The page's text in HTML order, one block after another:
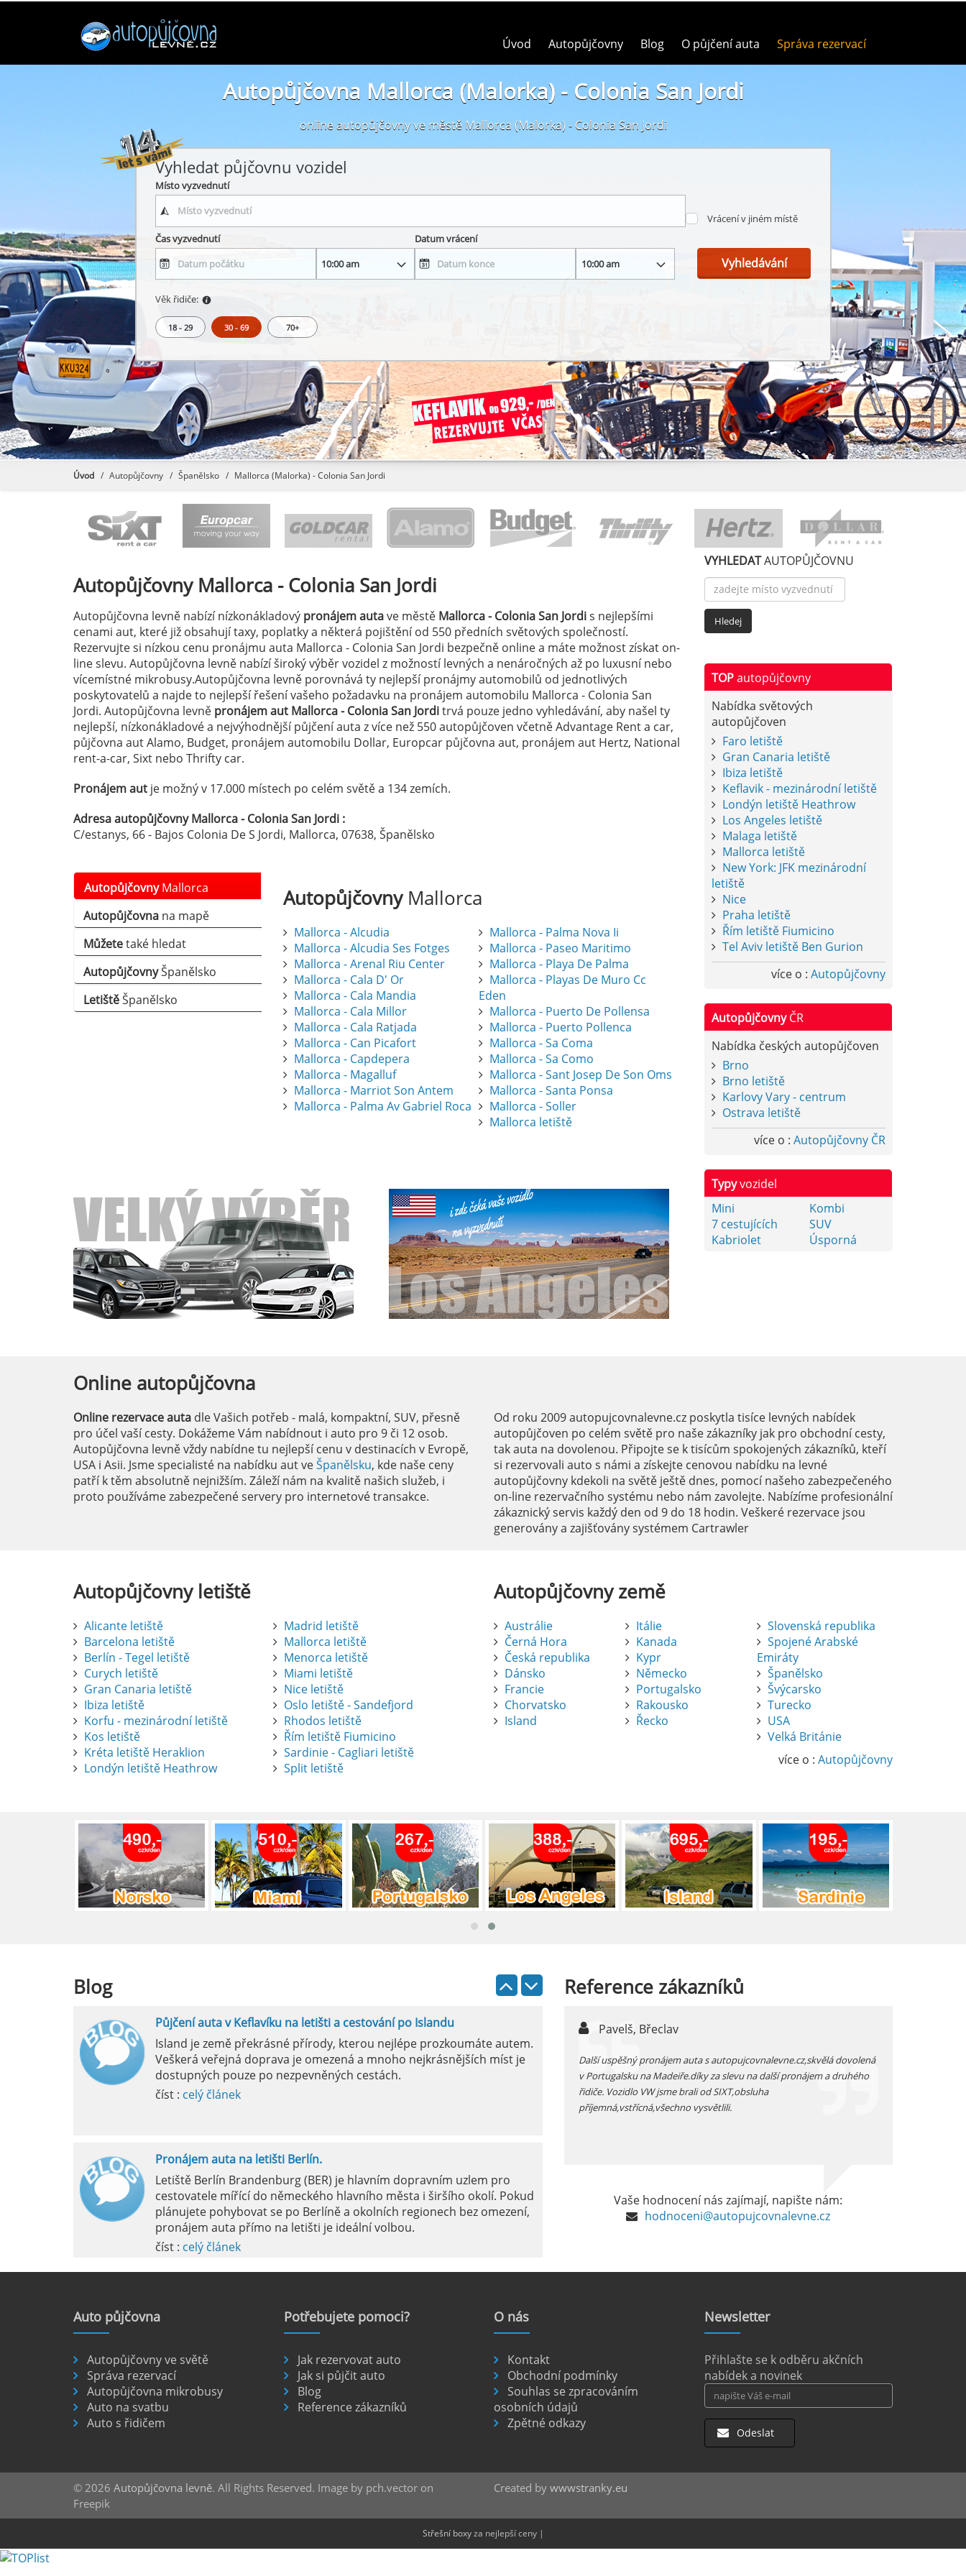
Úvod Autopůjčovny Blog O půjčení auta Správa rezervací
Autopůjčovna Mallorca (Malorka) - Colonia San Jordi
online autopůjčovny ve městě Mallorca (Malorka) - Colonia San Jordi
Vyhledat půjčovnu vozidel
Místo vyzvednutí
Vrácení v jiném místě
Čas vyzvednutí
Datum vrácení
Věk řidiče:
18 - 29 30 - 69 70+
Vyhledávání
Úvod Autopůjčovny Španělsko Mallorca (Malorka) - Colonia San Jordi
AutopůjčovnyMallorca - Colonia San Jordi
Autopůjčovna levně nabízí nízkonákladový pronájem autave městě Mallorca - Colonia San Jordis nejlepšími
cenami aut, které již obsahují taxy, poplatky a některá pojištění od 550 předních světových společností.
Rezervujte si nízkou cenu pronájmu auta Mallorca - Colonia San Jordi bezpečně online a máte možnost získat on-
line slevu. Autopůjčovna levně nabízí široký výběr vozidel z možností levných a nenáročných až po luxusní nebo
vícemístné mikrobusy.Autopůjčovna levně porovnává ty nejlepší pronájmy automobilů od jednotlivých
poskytovatelů a najde to nejlepší řešení vašeho požadavku na pronájem automobilu Mallorca - Colonia San
Jordi. Autopůjčovna levně pronájem aut Mallorca - Colonia San Jorditrvá pouze jedno vyhledávání, aby našel ty
nejlepší, nízkonákladové a nejvýhodnější půjčení auta z více než 550 autopůjčoven včetně Advantage Rent a car,
půjčovna aut Alamo, Budget, pronájem automobilu Dollar, Europcar půjčovna aut, pronájem aut Hertz, National
rent-a-car, Sixt nebo Thrifty car.
Pronájem aut je možný v 17.000 místech po celém světě a 134 zemích.
Adresa autopůjčovny Mallorca - Colonia San Jordi :
C/estanys, 66 - Bajos Colonia De S Jordi, Mallorca, 07638, Španělsko
AutopůjčovnyMallorca
Autopůjčovna na mapě
Můžetetaké hledat
AutopůjčovnyŠpanělsko
LetištěŠpanělsko
AutopůjčovnyMallorca
Mallorca - Alcudia
Mallorca - Alcudia Ses Fotges
Mallorca - Arenal Riu Center
Mallorca - Cala D' Or
Mallorca - Cala Mandia
Mallorca - Cala Millor
Mallorca - Cala Ratjada
Mallorca - Can Picafort
Mallorca - Capdepera
Mallorca - Magalluf
Mallorca - Marriot Son Antem
Mallorca - Palma Av Gabriel Roca
Mallorca - Palma Nova Ii
Mallorca - Paseo Maritimo
Mallorca - Playa De Palma
Mallorca - Playas De Muro Cc
Eden
Mallorca - Puerto De Pollensa
Mallorca - Puerto Pollenca
Mallorca - Sa Coma
Mallorca - Sa Como
Mallorca - Sant Josep De Son Oms
Mallorca - Santa Ponsa
Mallorca - Soller
Mallorca letiště
VYHLEDATAUTOPŮJČOVNU
TOPautopůjčovny
Nabídka světových
autopůjčoven
Faro letiště
Gran Canaria letiště
Ibiza letiště
Keflavik - mezinárodní letiště
Londýn letiště Heathrow
Los Angeles letiště
Malaga letiště
Mallorca letiště
New York: JFK mezinárodní
letiště
Nice
Praha letiště
Řím letiště Fiumicino
Tel Aviv letiště Ben Gurion
více o : Autopůjčovny
AutopůjčovnyČR
Nabídka českých autopůjčoven
Brno
Brno letiště
Karlovy Vary - centrum
Ostrava letiště
více o : Autopůjčovny ČR
Typyvozidel
Mini
Kombi
7 cestujících
SUV
Kabriolet
Úsporná
Online autopůjčovna
Online rezervace auta dle Vašich potřeb - malá, kompaktní, SUV, přesně
pro účel vaší cesty. Dokážeme Vám nabídnout i auto pro 9 či 12 osob.
Autopůjčovna levně vždy nabídne tu nejlepší cenu v destinacích v Evropě,
USA i Asii. Jsme specialisté na nabídku aut veŠpanělsku, kde naše ceny
patří k těm absolutně nejnižším. Záleží nám na kvalitě našich služeb, i
proto používáme zabezpečené servery pro internetové transakce.
Od roku 2009 autopujcovnalevne.cz poskytla tisíce levných nabídek
autopůjčoven po celém světě pro naše zákazníky jak pro obchodní cesty,
tak auta na dovolenou. Připojte se k tisícům spokojených zákazníků, kteří
si rezervovali auto s námi a získejte cenovou nabídku na levné
autopůjčovny kdekoli na světě ještě dnes, pomocí našeho zabezpečeného
on-line rezervačního systému nebo nám zavolejte. Nabízíme profesionální
zákaznický servis každý den od 9 do 18 hodin. Veškeré rezervace jsou
generovány a zajišťovány systémem Cartrawler
Autopůjčovnyletiště
Alicante letiště
Barcelona letiště
Berlín - Tegel letiště
Curych letiště
Gran Canaria letiště
Ibiza letiště
Korfu - mezinárodní letiště
Kos letiště
Kréta letiště Heraklion
Londýn letiště Heathrow
Madrid letiště
Mallorca letiště
Menorca letiště
Miami letiště
Nice letiště
Oslo letiště - Sandefjord
Rhodos letiště
Řím letiště Fiumicino
Sardinie - Cagliari letiště
Split letiště
Autopůjčovnyzemě
Austrálie
Černá Hora
Česká republika
Dánsko
Francie
Chorvatsko
Island
Itálie
Kanada
Kypr
Německo
Portugalsko
Rakousko
Řecko
Slovenská republika
Spojené Arabské
Emiráty
Španělsko
Švýcarsko
Turecko
USA
Velká Británie
více o : Autopůjčovny
Blog
Pronájem auta na letišti Alicante
Půjčení auta na letišti v Alicante je výborný způsob, jak pohodlně
číst :
celý článek
Pronájem auta na letišti Lefkada: Kompletní průvodce
Půjčení auta na letišti Lefkada je skvělý způsob, jak prozkoumat ostrov
Půjčení auta v Keflavíku na letišti a cestování po Islandu
Island je země překrásné přírody, kterou nejlépe prozkoumáte autem.
Veškerá veřejná doprava je omezená a mnoho nejkrásnějších míst je
dostupných pouze po nezpevněných cestách.
číst : celý článek
Pronájem auta na letišti Berlín.
Letiště Berlín Brandenburg (BER) je hlavním dopravním uzlem pro
cestovatele mířící do německého hlavního města i širšího okolí. Pokud
plánujete pohybovat se po Berlíně a okolních regionech bez omezení,
pronájem auta přímo na letišti je ideální volbou.
číst : celý článek
Letiště Marseille, oficiálně známé jako mezinárodní letiště Marseille-
Provence, je hlavní vstupní branou do regionu Provence a nachází se
číst :celý článek
Pronájem auta na letišti Alicante
objevovat město i jeho okolí. Letiště Alicante-Elche, hlavní vstupní
brána do regionu Costa Blanca, se nachází přibližně 9 km od centra
číst :celý článek
Referencezákazníků
Milan,
pokud si půjčujete auto v jížním Španělsku zkontrolujte si před
vyzvednutím funkčnost kliamtizace, v létě je tam fakt vedro...
Pavelš, Břeclav
Další uspěšný pronájem auta s autopujcovnalevne.cz,skvělá dovolená
v Portugalsku na Madeiře.díky za slevu na další pronájem a druhého
řidiče. Vozidlo VW jsme brali od SIXT,obsluha
příjemná,vstřícná,všechno vysvětlili.
Vaše hodnocení nás zajímají, napište nám:
hodnoceni@autopujcovnalevne.cz
Auto půjčovna
Autopůjčovny ve světě
Správa rezervací
Autopůjčovna mikrobusy
Auto na svatbu
Auto s řidičem
Potřebujetepomoci?
Jak rezervovat auto
Jak si půjčit auto
Blog
Reference zákazníků
O nás
Kontakt
Obchodní podmínky
Souhlas se zpracováním
osobních údajů
Zpětné odkazy
Newsletter
Přihlašte se k odběru akčních
nabídek a novinek
Odeslat
© 2026 Autopůjčovna levně. All Rights Reserved. Image by pch.vector on
Freepik
Created by wwwstranky.eu
Střešní boxyza nejlepší ceny |